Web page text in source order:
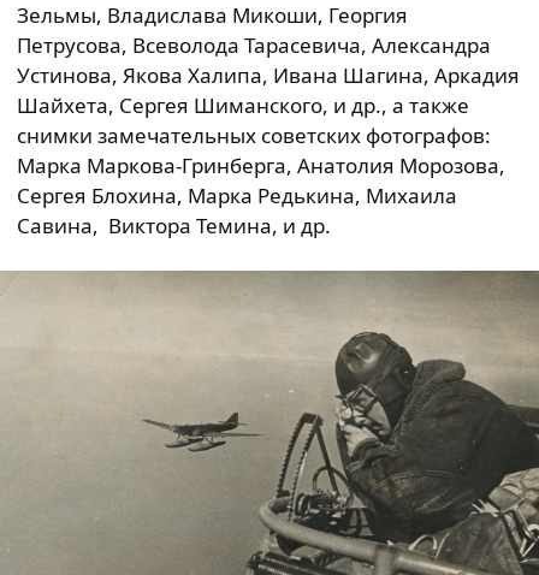
Зельмы, Владислава Микоши, Георгия
Петрусова, Всеволода Тарасевича, Александра
Устинова, Якова Халипа, Ивана Шагина, Аркадия
Шайхета, Сергея Шиманского, и др., а также
снимки замечательных советских фотографов:
Марка Маркова-Гринберга, Анатолия Морозова,
Сергея Блохина, Марка Редькина, Михаила
Савина, Виктора Темина, и др.